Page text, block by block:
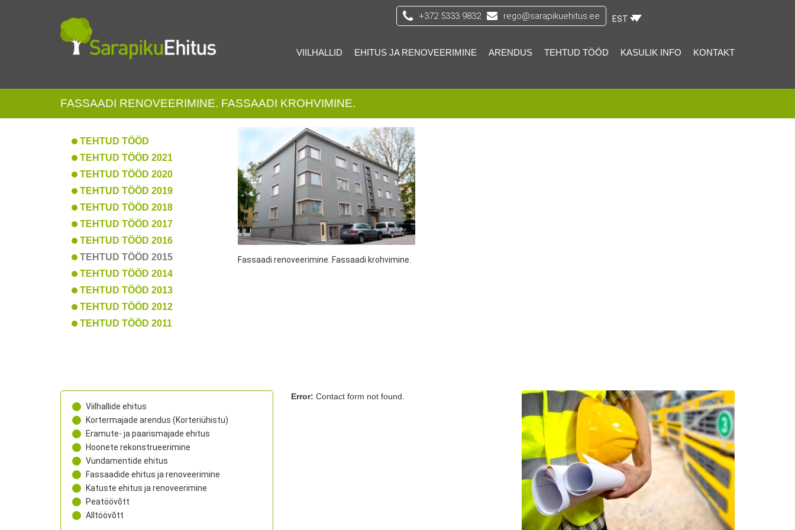
EST
+372 5333 9832 rego@sarapikuehitus.ee
VIILHALLID EHITUS JA RENOVEERIMINE ARENDUS TEHTUD TÖÖD KASULIK INFO KONTAKT
FASSAADI RENOVEERIMINE. FASSAADI KROHVIMINE.
TEHTUD TÖÖD
TEHTUD TÖÖD 2021
TEHTUD TÖÖD 2020
TEHTUD TÖÖD 2019
TEHTUD TÖÖD 2018
TEHTUD TÖÖD 2017
TEHTUD TÖÖD 2016
TEHTUD TÖÖD 2015
TEHTUD TÖÖD 2014
TEHTUD TÖÖD 2013
TEHTUD TÖÖD 2012
TEHTUD TÖÖD 2011
Fassaadi renoveerimine. Fassaadi krohvimine.
Viilhallide ehitus
Kortermajade arendus (Korteriühistu)
Eramute- ja paarismajade ehitus
Hoonete rekonstrueerimine
Vundamentide ehitus
Fassaadide ehitus ja renoveerimine
Katuste ehitus ja renoveerimine
Peatöövõtt
Alltöövõtt
Error: Contact form not found.